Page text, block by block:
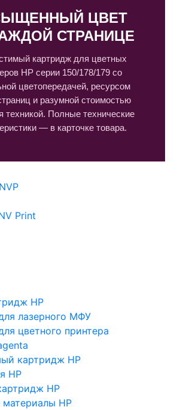
ЦВЕТ
СТРАНИЦЕ
картридж для цветных
HP серии 150/178/179 со
цветопередачей, ресурсом
и разумной стоимостью
техникой. Полные технические
— в карточке товара.
Print
HP
лазерного МФУ
цветного принтера
картридж HP
HP
HP
HP